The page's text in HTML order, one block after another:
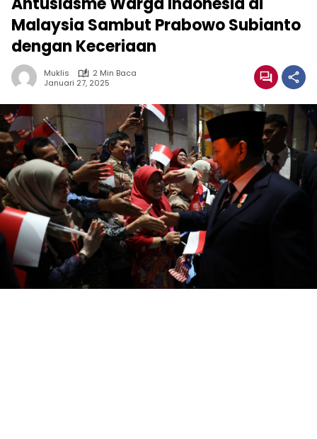
Malaysia Sambut Prabowo Subianto
dengan Keceriaan
Muklis
2 Min Baca
Januari 27, 2025